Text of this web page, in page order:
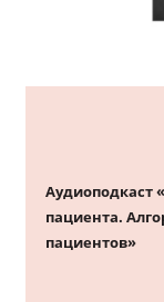
Аудиоподкаст
пациента.
пациентов»